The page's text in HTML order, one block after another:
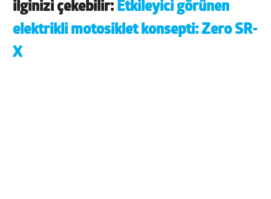
ilginizi çekebilir: Etkileyici görünen
elektrikli motosiklet konsepti: Zero SR-
X